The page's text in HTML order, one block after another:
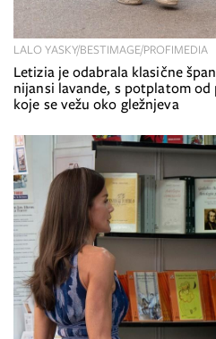
Letizia je odabrala klasične
nijansi lavande, s potplatom
koje se vežu oko gležnjeva
LALO YASKY/BESTIMAGE/PROFIMEDIA